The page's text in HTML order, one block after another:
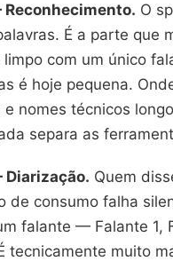
O
É a parte que
com um único
é hoje pequena.
e nomes técnicos
separa as
Diarização. Quem
de consumo falha
falante — Falante 1,
tecnicamente muito